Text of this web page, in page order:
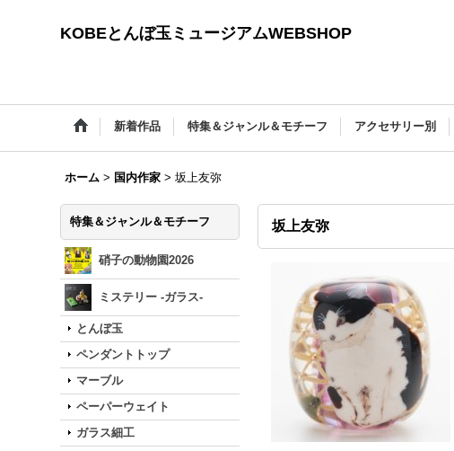
KOBEとんぼ玉ミュージアムWEBSHOP
新着作品 特集＆ジャンル＆モチーフ アクセサリー別
ホーム > 国内作家 > 坂上友弥
特集＆ジャンル＆モチーフ
硝子の動物園2026
ミステリー -ガラス-
とんぼ玉
ペンダントトップ
マーブル
ペーパーウェイト
ガラス細工
坂上友弥